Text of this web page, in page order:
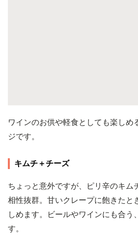
ワインのお供や軽食としても楽しめ
ジです。
キムチ＋チーズ
ちょっと意外ですが、ピリ辛のキム
相性抜群。甘いクレープに飽きたと
しめます。ビールやワインにも合う
す。